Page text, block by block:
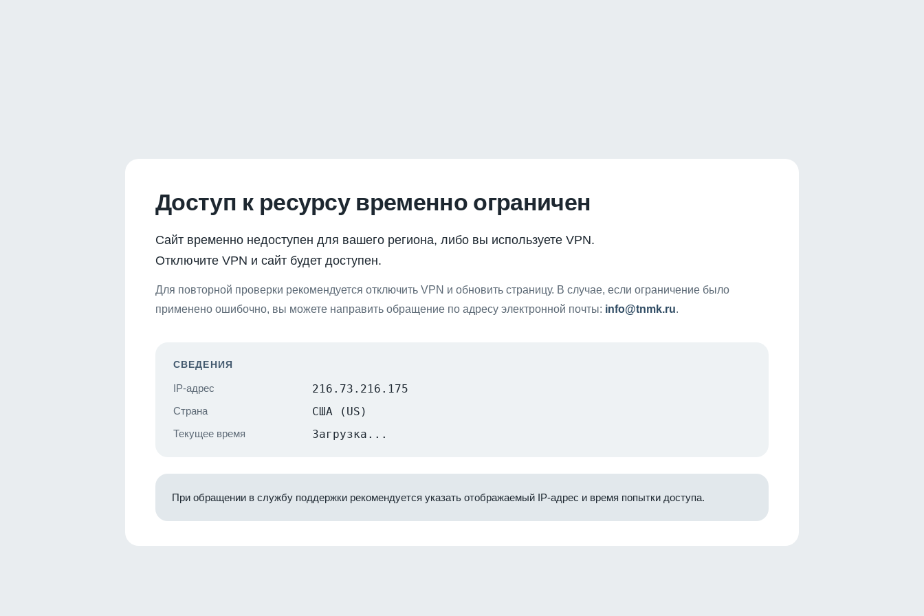
Доступ к ресурсу временно ограничен
Сайт временно недоступен для вашего региона, либо вы используете VPN.
Отключите VPN и сайт будет доступен.
Для повторной проверки рекомендуется отключить VPN и обновить страницу. В случае, если ограничение было
применено ошибочно, вы можете направить обращение по адресу электронной почты: info@tnmk.ru.
СВЕДЕНИЯ
IP-адрес 216.73.216.175
Страна США (US)
Текущее время Загрузка...
При обращении в службу поддержки рекомендуется указать отображаемый IP-адрес и время попытки доступа.